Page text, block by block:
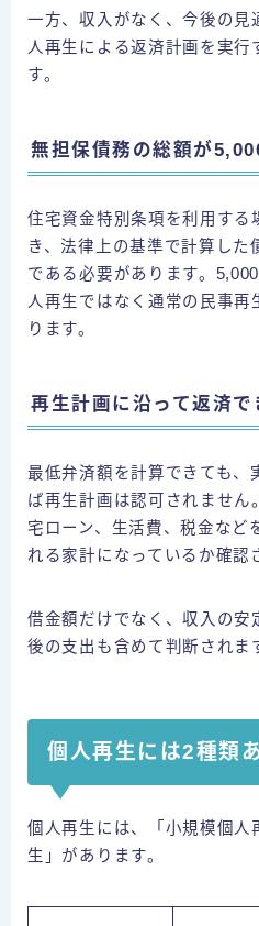
一方、収入がなく、今後の見
人再生による返済計画を実行
す。
無担保債務の総額が
住宅資金特別条項を利用する
き、法律上の基準で計算した
である必要があります。
人再生ではなく通常の民事
ります。
再生計画に沿って返済で
最低弁済額を計算できても、
ば再生計画は認可されません
宅ローン、生活費、税金など
れる家計になっているか確認
借金額だけでなく、収入の安
後の支出も含めて判断されま
個人再生には2種類
個人再生には、「小規模個人
生」があります。